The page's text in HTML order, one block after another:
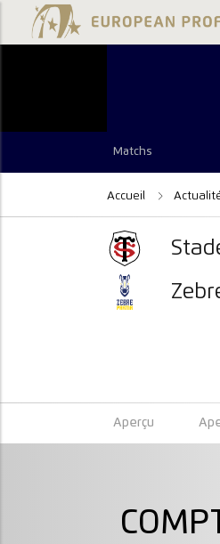
Matchs
Accueil
Aperçu